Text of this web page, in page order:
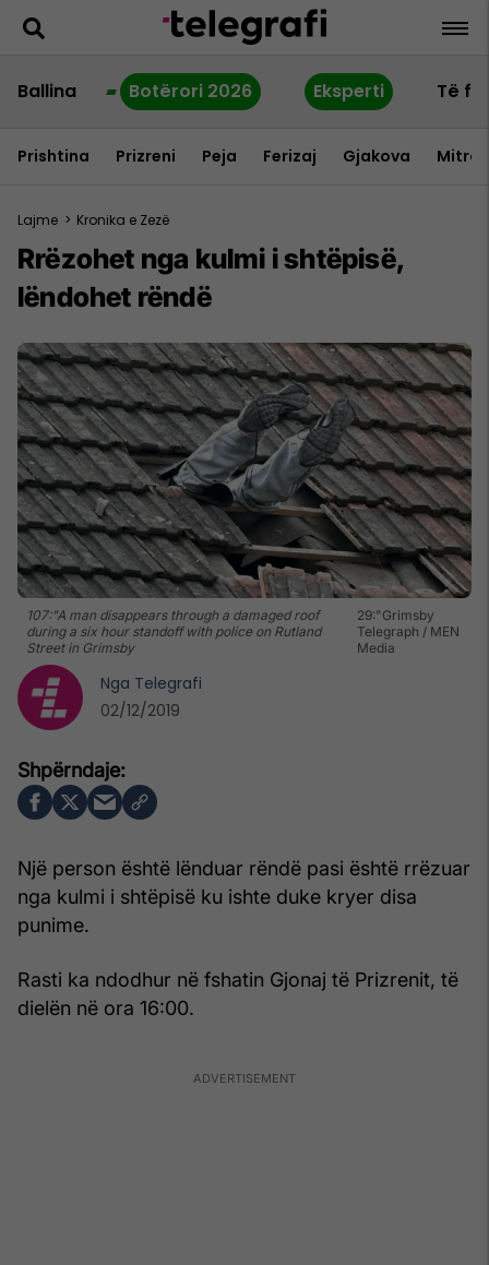
Ballina Botërori 2026 Eksperti Të
Prishtina Prizreni Peja Ferizaj Gjakova
Lajme > Kronika e Zezë
Rrëzohet nga kulmi i shtëpisë,
lëndohet rëndë
107:"A man disappears through a damaged roof
during a six hour standoff with police on Rutland
Street in Grimsby
29:"Grimsby
Telegraph / MEN
Media
Një person është lënduar rëndë pasi është rrëzuar
nga kulmi i shtëpisë ku ishte duke kryer disa
punime.
Rasti ka ndodhur në fshatin Gjonaj të Prizrenit, të
dielën në ora 16:00.
Nga Telegrafi
02/12/2019